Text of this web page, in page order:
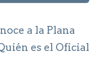
a la Plana
es el Oficial